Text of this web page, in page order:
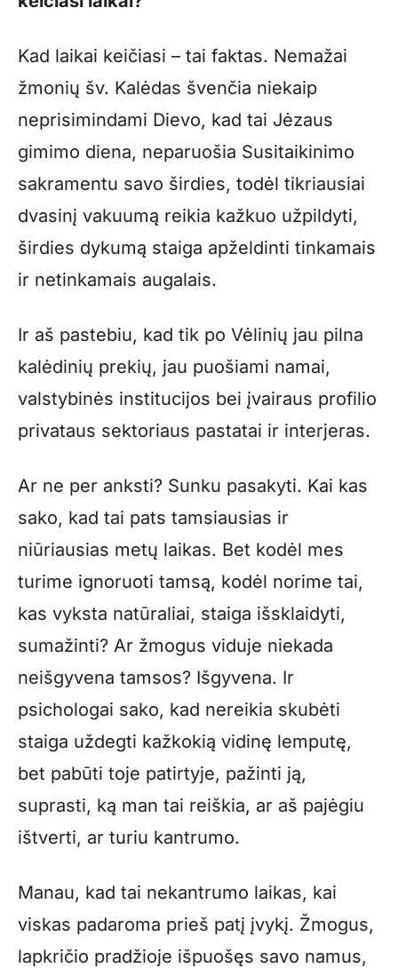
Kad laikai keičiasi – tai faktas. Nemažai
žmonių šv. Kalėdas švenčia niekaip
neprisimindami Dievo, kad tai Jėzaus
gimimo diena, neparuošia Susitaikinimo
sakramentu savo širdies, todėl tikriausiai
dvasinį vakuumą reikia kažkuo užpildyti,
širdies dykumą staiga apželdinti tinkamais
ir netinkamais augalais.
Ir aš pastebiu, kad tik po Vėlinių jau pilna
kalėdinių prekių, jau puošiami namai,
valstybinės institucijos bei įvairaus profilio
privataus sektoriaus pastatai ir interjeras.
Ar ne per anksti? Sunku pasakyti. Kai kas
sako, kad tai pats tamsiausias ir
niūriausias metų laikas. Bet kodėl mes
turime ignoruoti tamsą, kodėl norime tai,
kas vyksta natūraliai, staiga išsklaidyti,
sumažinti? Ar žmogus viduje niekada
neišgyvena tamsos? Išgyvena. Ir
psichologai sako, kad nereikia skubėti
staiga uždegti kažkokią vidinę lemputę,
bet pabūti toje patirtyje, pažinti ją,
suprasti, ką man tai reiškia, ar aš pajėgiu
ištverti, ar turiu kantrumo.
Manau, kad tai nekantrumo laikas, kai
viskas padaroma prieš patį įvykį. Žmogus,
lapkričio pradžioje išpuošęs savo namus,